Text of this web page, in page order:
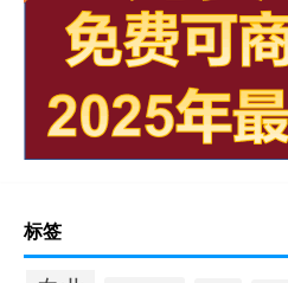
标签